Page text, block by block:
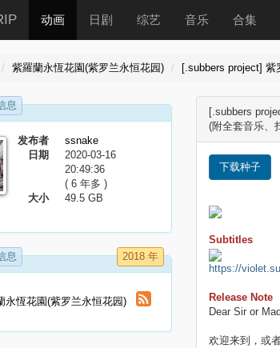
动画 日剧 综艺 音乐 合集
紫羅蘭永恆花園(紫罗兰永恒花园) [.subbers project]
息
发布者
ssnake
日期
2020-03-16
20:49:36
( 6 年多 )
大小
49.5 GB
息 2018 年
永恆花園(紫罗兰永恒花园)
[.subbers
(附全套音乐、
下载种子
Subtitles
https://
Release Note
Dear Sir or
欢迎来到，或